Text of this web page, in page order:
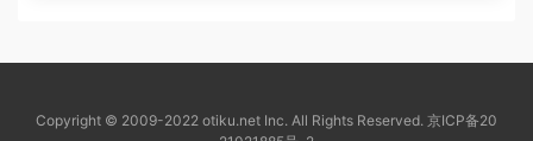
Copyright © 2009-2022 otiku.net Inc. All Rights Reserved. 京ICP备20